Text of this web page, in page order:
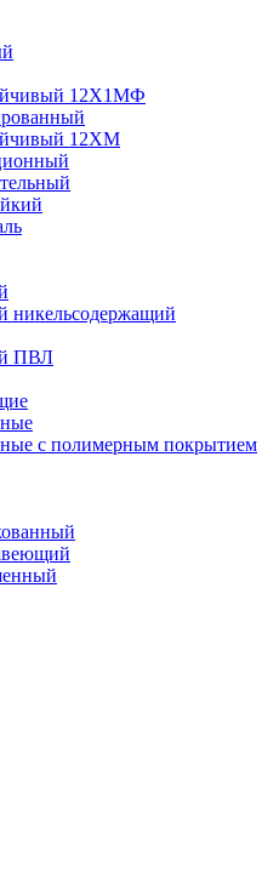
12Х1МФ
12ХМ
никельсодержащий
ПВЛ
с полимерным покрытием